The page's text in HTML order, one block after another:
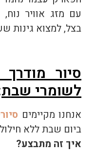
עם מזג אוויר
בצל, למצוא גינות
סיור
לשומרי שבת
אנחנו מקיימים
ביום שבת ללא
איך זה מתבצע?